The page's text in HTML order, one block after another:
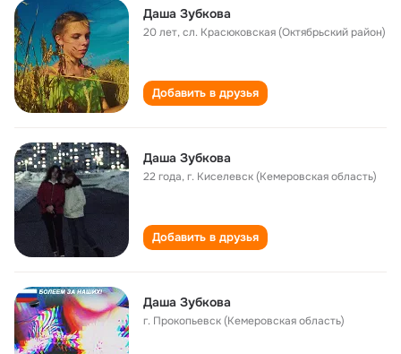
Даша Зубкова
20 лет,сл. Красюковская (Октябрьский район)
Добавить в друзья
Даша Зубкова
22 года,г. Киселевск (Кемеровская область)
Добавить в друзья
Даша Зубкова
г. Прокопьевск (Кемеровская область)